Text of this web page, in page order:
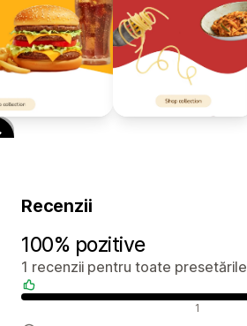
Recenzii
100% pozitive
1 recenzii pentru toate presetările
1